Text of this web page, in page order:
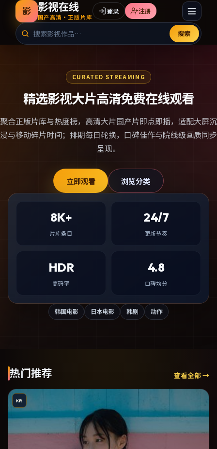
影 影视在线
国产高清·正版片库
搜索
登录 注册
CURATED STREAMING
精选影视大片高清免费在线观看
聚合正版片库与热度榜， 高清大片国产片即点即播，适配大屏沉
浸与移动碎片时间；排期每日轮换，口碑佳作与院线级画质同步
呈现。
立即观看 浏览分类
8K+
片库条目
24/7
更新节奏
HDR
高码率
4.8
口碑均分
韩国电影 日本电影 韩剧 动作
热门推荐 查看全部 →
KR